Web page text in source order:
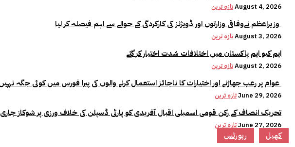
تازہ ترینAugust 4, 2026
تازہ ترینAugust 3, 2026
ایم کیو ایم پاکستان میں اختلافات شدت اختیار کر گئے
تازہ ترینAugust 2, 2026
تازہ ترینJune 29, 2026
تحریک انصاف کے رکن قومی اسمبلی اقبال آفریدی کو پارٹی ڈسپلن کی خلاف ورزی پر شوکاز جاری
تازہ ترینJune 27, 2026
رپورٹس کھیل